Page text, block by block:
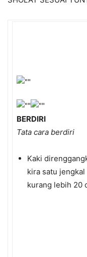
BERDIRI
Tata cara berdiri
Kaki
kira satu jengkal
kurang lebih 20